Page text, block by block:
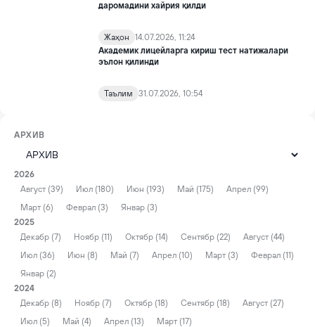
даромадини хайрия қилди
Жаҳон
14.07.2026, 11:24
Академик лицейларга кириш тест натижалари
эълон қилинди
Таълим 31.07.2026, 10:54
АРХИВ
2026
Август (39)
Июл (180) Июн (193) Май (175)
Апрел (99)
Март (6)
Феврал (3)
Январ (3)
2025
Декабр (7)
Ноябр (11) Октябр (14) Сентябр (22)
Август (44)
Июл (36)
Июн (8) Май (7) Апрел (10) Март (3)
Феврал (11)
Январ (2)
2024
Декабр (8)
Ноябр (7) Октябр (18) Сентябр (18)
Август (27)
Июл (5)
Май (4) Апрел (13)
Март (17)